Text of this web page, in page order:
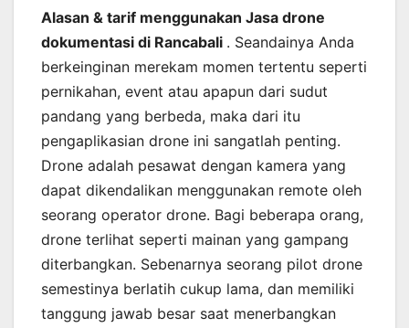
Alasan & tarif menggunakan Jasa drone
dokumentasi di Rancabali . Seandainya Anda
berkeinginan merekam momen tertentu seperti
pernikahan, event atau apapun dari sudut
pandang yang berbeda, maka dari itu
pengaplikasian drone ini sangatlah penting.
Drone adalah pesawat dengan kamera yang
dapat dikendalikan menggunakan remote oleh
seorang operator drone. Bagi beberapa orang,
drone terlihat seperti mainan yang gampang
diterbangkan. Sebenarnya seorang pilot drone
semestinya berlatih cukup lama, dan memiliki
tanggung jawab besar saat menerbangkan